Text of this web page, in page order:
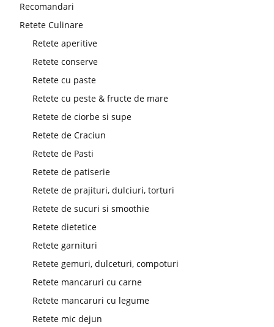
Recomandari
Retete Culinare
Retete aperitive
Retete conserve
Retete cu paste
Retete cu peste & fructe de mare
Retete de ciorbe si supe
Retete de Craciun
Retete de Pasti
Retete de patiserie
Retete de prajituri, dulciuri, torturi
Retete de sucuri si smoothie
Retete dietetice
Retete garnituri
Retete gemuri, dulceturi, compoturi
Retete mancaruri cu carne
Retete mancaruri cu legume
Retete mic dejun